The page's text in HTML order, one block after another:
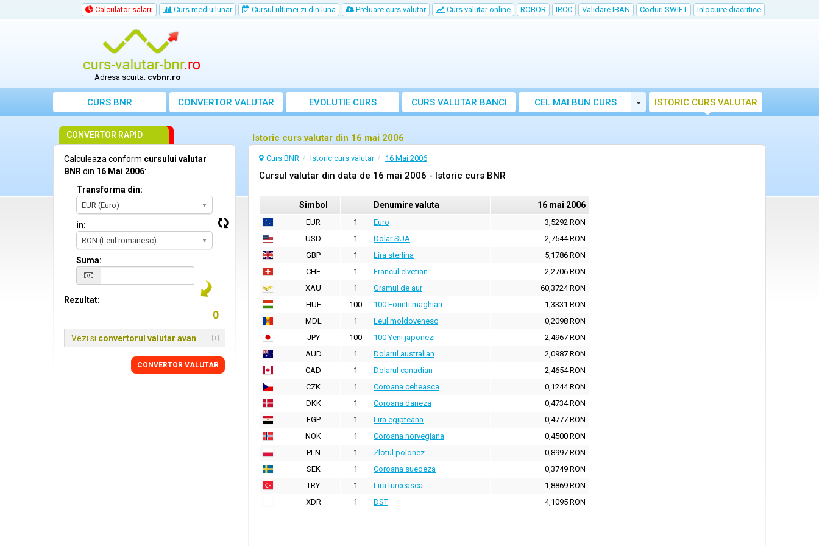
Calculator salarii Curs mediu lunar Cursul ultimei zi din luna Preluare curs valutar Curs valutar online ROBOR IRCC Validare IBAN Coduri SWIFT Inlocuire diacritice
Adresa scurta: cvbnr.ro
CURS BNR CONVERTOR VALUTAR EVOLUTIE CURS CURS VALUTAR BANCI CEL MAI BUN CURS Toggle Dropdown
ISTORIC CURS VALUTAR
Istoric curs valutar din 16 mai 2006
Curs BNR Istoric curs valutar 16 Mai 2006
Cursul valutar din data de 16 mai 2006 - Istoric curs BNR
Simbol Denumire valuta 16 mai 2006
EUR 1 Euro
3,5292 RON
USD
1 Dolar SUA
2,7544 RON
GBP
1 Lira sterlina
5,1786 RON
CHF
1 Francul elvetian
2,2706 RON
XAU
1 Gramul de aur
60,3724 RON
HUF
100 100 Forinti maghiari
1,3331 RON
MDL
1 Leul moldovenesc
0,2098 RON
JPY
100 100 Yeni japonezi
2,4967 RON
AUD
1 Dolarul australian
2,0987 RON
CAD
1 Dolarul canadian
2,4654 RON
CZK
1 Coroana ceheasca
0,1244 RON
DKK
1 Coroana daneza
0,4734 RON
EGP
1 Lira egipteana
0,4777 RON
NOK
1 Coroana norvegiana
0,4500 RON
PLN
1 Zlotul polonez
0,8997 RON
SEK
1 Coroana suedeza
0,3749 RON
TRY
1 Lira turceasca
1,8869 RON
XDR
1 DST 4,1095 RON
CONVERTOR RAPID
Calculeaza conform cursului valutar
BNR din 16 Mai 2006:
Transforma din:
EUR (Euro)
in:
RON (Leul romanesc)
Suma:
Rezultat:
Vezi si convertorul valutar avansat
CONVERTOR VALUTAR